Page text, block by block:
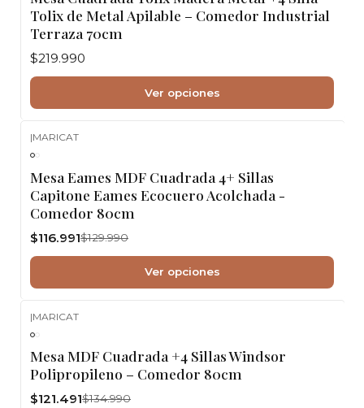
Tolix de Metal Apilable – Comedor Industrial
Terraza 70cm
$219.990
Ver opciones
|MARICAT
Mesa Eames MDF Cuadrada 4+ Sillas
Capitone Eames Ecocuero Acolchada -
Comedor 80cm
$116.991$129.990
Ver opciones
|MARICAT
Mesa MDF Cuadrada +4 Sillas Windsor
Polipropileno – Comedor 80cm
$121.491$134.990